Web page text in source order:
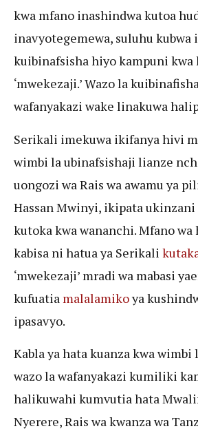
kwa mfano inashindwa kutoa
inavyotegemewa, suluhu kubwa
kuibinafsisha hiyo kampuni kwa
‘mwekezaji.’ Wazo la
wafanyakazi wake linakuwa
Serikali imekuwa ikifanya hivi
wimbi la ubinafsishaji lianze
uongozi wa Rais wa awamu ya
Hassan Mwinyi, ikipata ukinzani
kutoka kwa wananchi. Mfano
kabisa ni hatua ya Serikali
‘mwekezaji’ mradi wa mabasi
kufuatia malalamikoya
ipasavyo.
Kabla ya hata kuanza kwa
wazo la wafanyakazi kumiliki
halikuwahi kumvutia hata
Nyerere, Rais wa kwanza wa